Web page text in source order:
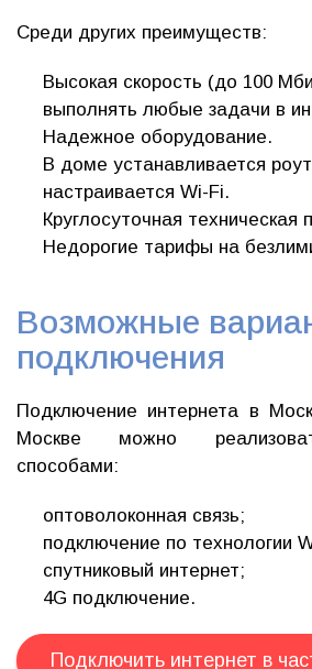
Среди других преимуществ:
Высокая скорость (до 100
выполнять любые задачи в
Надежное оборудование.
В доме устанавливается
настраивается Wi-Fi.
Круглосуточная техническая
Недорогие тарифы на
Возможные
подключения
Подключение интернета в
Москве можно
способами:
оптоволоконная связь;
подключение по технологии
спутниковый интернет;
4G подключение.
Подключить интернет в